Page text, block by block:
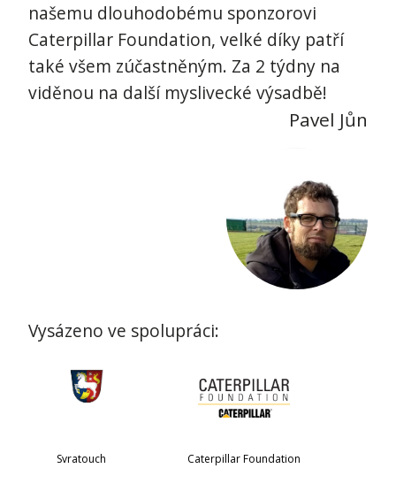
našemu dlouhodobému sponzorovi
Caterpillar Foundation, velké díky patří
také všem zúčastněným. Za 2 týdny na
viděnou na další myslivecké výsadbě!
Pavel Jůn
Vysázeno ve spolupráci:
Svratouch Caterpillar Foundation